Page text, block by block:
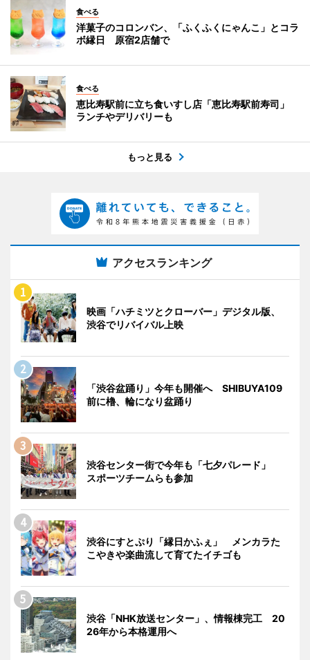
食べる
洋菓子のコロンバン、「ふくふくにゃんこ」とコラ
ボ縁日 原宿2店舗で
食べる
恵比寿駅前に立ち食いすし店「恵比寿駅前寿司」
ランチやデリバリーも
もっと見る
アクセスランキング
映画「ハチミツとクローバー」デジタル版、
渋谷でリバイバル上映
「渋谷盆踊り」今年も開催へ SHIBUYA109
前に櫓、輪になり盆踊り
渋谷センター街で今年も「七夕パレード」
スポーツチームらも参加
渋谷にすとぷり「縁日かふぇ」 メンカラた
こやきや楽曲流して育てたイチゴも
渋谷「NHK放送センター」、情報棟完工 20
26年から本格運用へ